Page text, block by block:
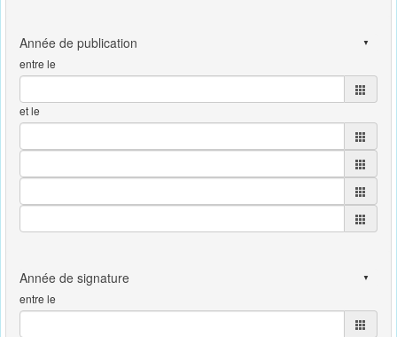
entre le
et le
entre le